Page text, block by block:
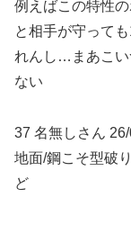
例えばこの特性
と相手が守って
れんし…まあこい
ない
37 名無しさん
地面/鋼こそ型破
ど